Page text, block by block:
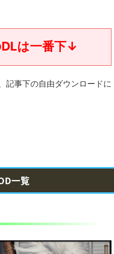
は一番下↓
記事下の自由ダウンロードに
一覧